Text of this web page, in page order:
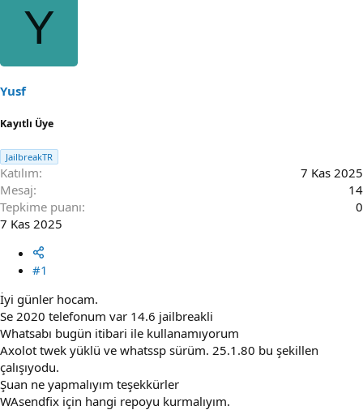
u
b
Y
Yusf
Kayıtlı Üye
JailbreakTR
Katılım
7 Kas 2025
Mesaj
14
Tepkime puanı
0
7 Kas 2025
#1
İyi günler hocam.
Se 2020 telefonum var 14.6 jailbreakli
Whatsabı bugün itibari ile kullanamıyorum
Axolot twek yüklü ve whatssp sürüm. 25.1.80 bu şekillen
çalışıyodu.
Şuan ne yapmalıyım teşekkürler
WAsendfix için hangi repoyu kurmalıyım.